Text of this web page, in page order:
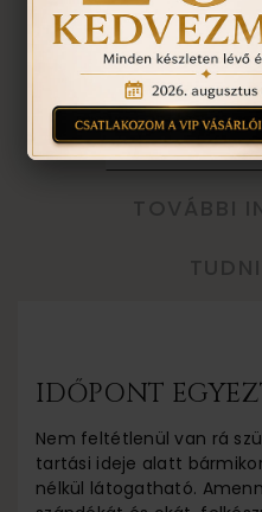
VISSZA A
IDŐPONT
Nem feltétlenül van rá
tartási ideje alatt
nélkül látogatható.